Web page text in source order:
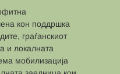
кон поддршка
граѓанскиот
и локалната
мобилизација